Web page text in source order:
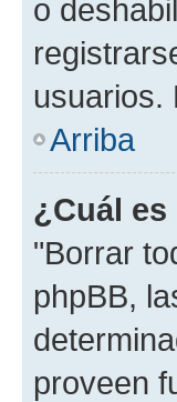
o
usuarios.
Arriba
¿Cuál
"Borrar
phpBB,
proveen